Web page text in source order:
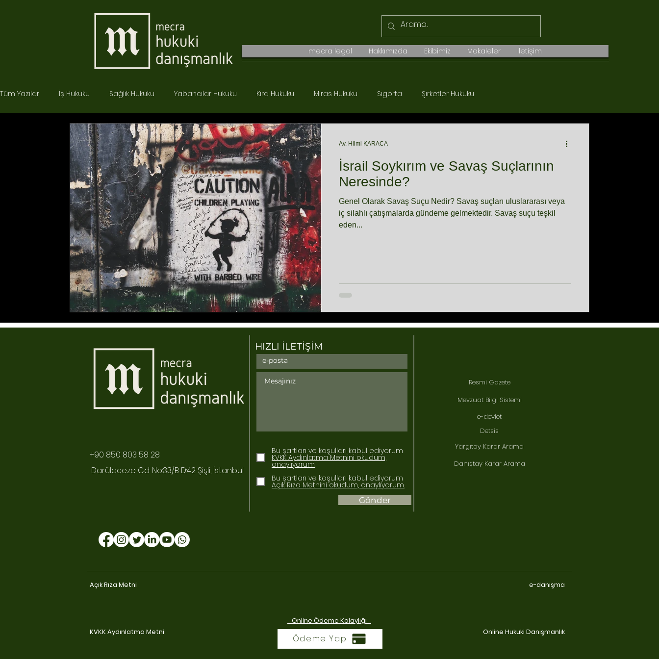
mecra legal Hakkımızda Ekibimiz Makaleler İletişim
Tüm Yazılar İş Hukuku Sağlık Hukuku Yabancılar Hukuku Kira Hukuku Miras Hukuku Sigorta Şirketler Hukuku
İdare Hukuku Tüketici Hukuku Boşanma Hukuku Ticaret Hukuku
Bilişim Hukuku
İsrail Soykırım ve Savaş Suçlarının
Neresinde?
Genel Olarak Savaş Suçu Nedir? Savaş suçları uluslararası veya
iç silahlı çatışmalarda gündeme gelmektedir. Savaş suçu teşkil
eden...
Av. Hilmi KARACA
Bu şartları ve koşulları kabul ediyorum
KVKK Aydınlatma Metnini okudum,
onaylıyorum.
Bu şartları ve koşulları kabul ediyorum
Açık Rıza Metnini okudum, onaylıyorum.
Gönder
HIZLI İLETİŞİM
Resmi Gazete
Mevzuat Bilgi Sistemi
e-devlet
Detsis
Yargıtay Karar Arama
Danıştay Karar Arama
+90 850 803 58 28
Darülaceze Cd. No:33/B D:42 Şişli, İstanbul
Açık Rıza Metni e-danışma
Online Ödeme Kolaylığı
KVKK Aydınlatma Metni
Ödeme Yap
Online Hukuki Danışmanlık